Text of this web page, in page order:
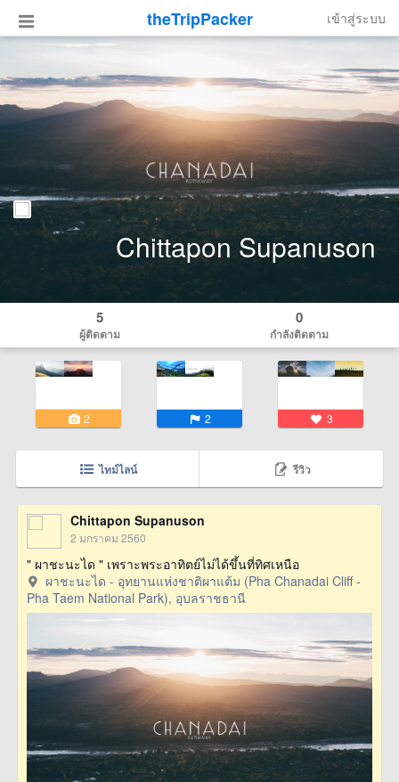
theTripPacker เข้าสู่ระบบ
Chittapon Supanuson
5
ผู้ติดตาม
0
กำลังติดตาม
2 2 3
ไทม์ไลน์ รีวิว
Chittapon Supanuson
2 มกราคม 2560
" ผาชะนะได " เพราะพระอาทิตย์ไม่ได้ขึ้นที่ทิศเหนือ
ผาชะนะได - อุทยานแห่งชาติผาแต้ม (Pha Chanadai Cliff -
Pha Taem National Park), อุบลราชธานี